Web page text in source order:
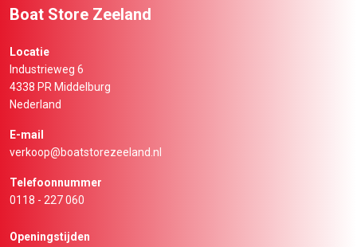
Boat Store Zeeland
Locatie
Industrieweg 6
4338 PR Middelburg
Nederland
E-mail
verkoop@boatstorezeeland.nl
Telefoonnummer
0118 - 227 060
Openingstijden